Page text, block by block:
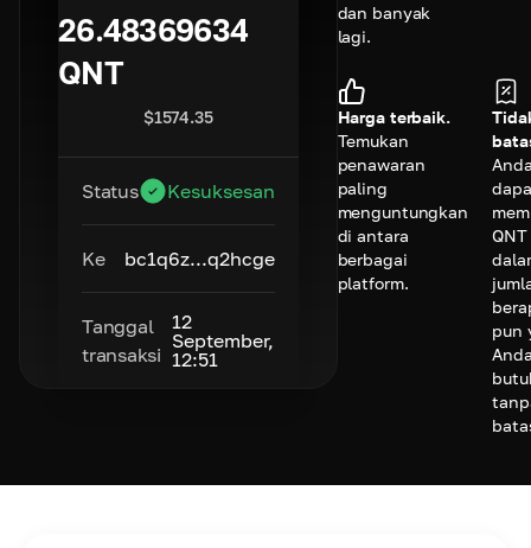
26.48369634
QNT
$1574.35
Status Kesuksesan
Ke bc1q6z...q2hcge
Tanggal
transaksi
12
September,
12:51
dan banyak
lagi.
Harga terbaik.
Temukan
penawaran
paling
menguntungkan
di antara
berbagai
platform.
QNT
pun